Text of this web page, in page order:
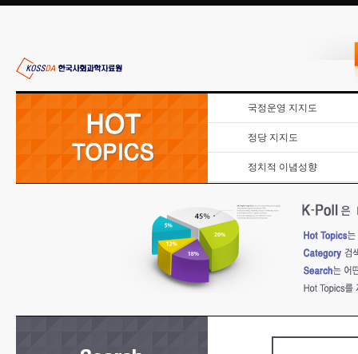
국정운영 지지도
정당 지지도
정치적 이념성향